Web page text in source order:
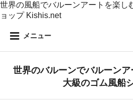
世界の風船でバルーンアートを楽し
ョップ Kishis.net
メニュー
世界のバルーンでバルーン
大級のゴム風船